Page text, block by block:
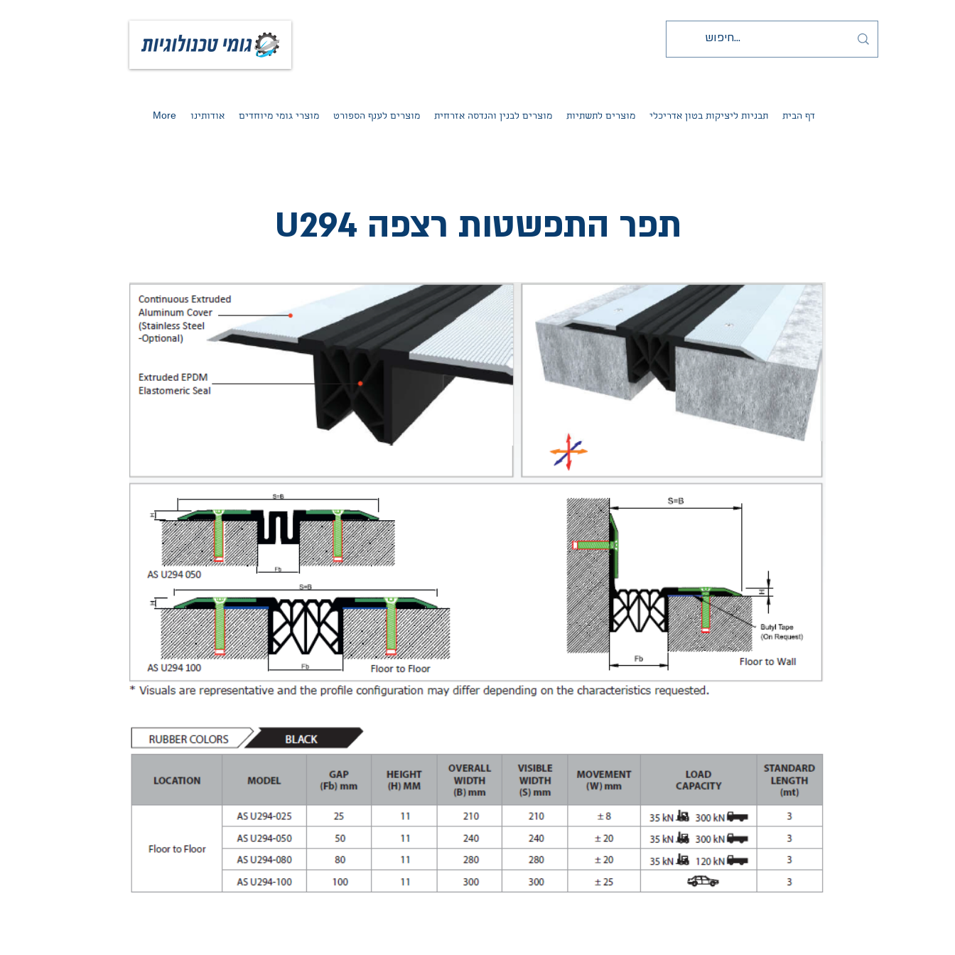
דף הבית תבניות ליציקות בטון אדריכלי מוצרים לתשתיות מוצרים לבנין והנדסה אזרחית מוצרים לענף הספורט מוצרי גומי מיוחדים אודותינו More
תפר התפשטות רצפה U294